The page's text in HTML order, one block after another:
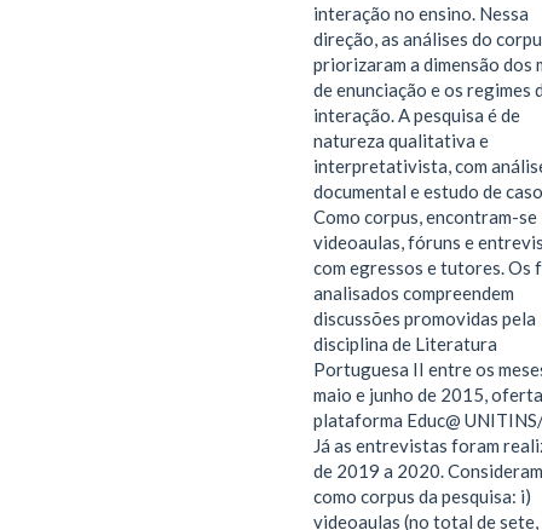
interação no ensino. Nessa
direção, as análises do
priorizaram a dimensão dos
de enunciação e os regimes
interação. A pesquisa é de
natureza qualitativa e
interpretativista, com
documental e estudo de
Como corpus, encontram-se
videoaulas, fóruns e
com egressos e tutores. Os
analisados compreendem
discussões promovidas pela
disciplina de Literatura
Portuguesa II entre os
maio e junho de 2015,
plataforma Educ@
Já as entrevistas foram
de 2019 a 2020.
como corpus da pesquisa: i)
videoaulas (no total de sete,